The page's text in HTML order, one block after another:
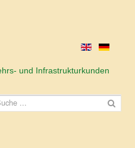
und Infrastrukturkunden